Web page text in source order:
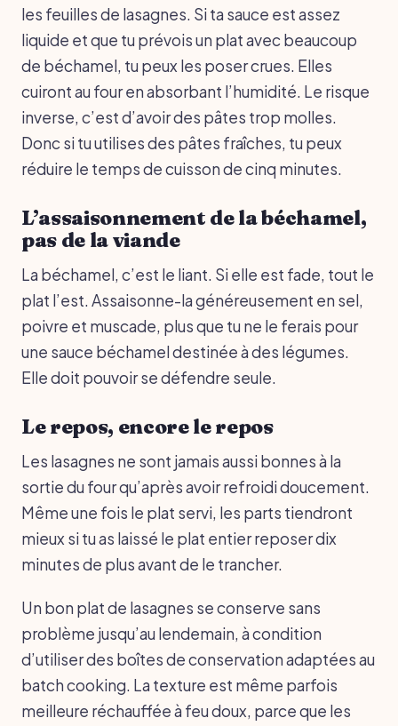
les feuilles de lasagnes. Si ta sauce est assez
liquide et que tu prévois un plat avec beaucoup
de béchamel, tu peux les poser crues. Elles
cuiront au four en absorbant l’humidité. Le risque
inverse, c’est d’avoir des pâtes trop molles.
Donc si tu utilises des pâtes fraîches, tu peux
réduire le temps de cuisson de cinq minutes.
L’assaisonnement de la béchamel,
pas de la viande
La béchamel, c’est le liant. Si elle est fade, tout le
plat l’est. Assaisonne-la généreusement en sel,
poivre et muscade, plus que tu ne le ferais pour
une sauce béchamel destinée à des légumes.
Elle doit pouvoir se défendre seule.
Le repos, encore le repos
Les lasagnes ne sont jamais aussi bonnes à la
sortie du four qu’après avoir refroidi doucement.
Même une fois le plat servi, les parts tiendront
mieux si tu as laissé le plat entier reposer dix
minutes de plus avant de le trancher.
Un bon plat de lasagnes se conserve sans
problème jusqu’au lendemain, à condition
d’utiliser des boîtes de conservation adaptées au
batch cooking. La texture est même parfois
meilleure réchauffée à feu doux, parce que les